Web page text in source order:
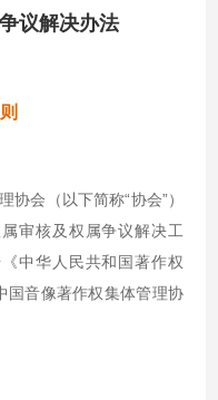
议解决办法
协会（以下简称“协会”）
审核及权属争议解决工
中华人民共和国著作权
国音像著作权集体管理协